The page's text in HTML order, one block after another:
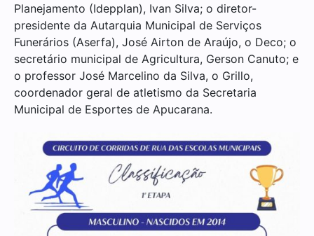
Planejamento (Idepplan), Ivan Silva; o diretor-
presidente da Autarquia Municipal de Serviços
Funerários (Aserfa), José Airton de Araújo, o Deco; o
secretário municipal de Agricultura, Gerson Canuto; e
o professor José Marcelino da Silva, o Grillo,
coordenador geral de atletismo da Secretaria
Municipal de Esportes de Apucarana.